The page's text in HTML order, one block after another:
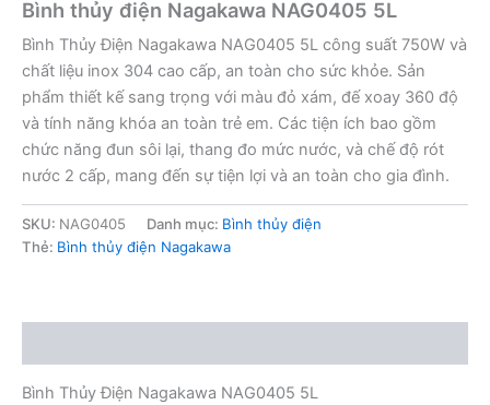
Bình thủy điện Nagakawa NAG0405 5L
Bình Thủy Điện Nagakawa NAG0405 5L công suất 750W và
chất liệu inox 304 cao cấp, an toàn cho sức khỏe. Sản
phẩm thiết kế sang trọng với màu đỏ xám, đế xoay 360 độ
và tính năng khóa an toàn trẻ em. Các tiện ích bao gồm
chức năng đun sôi lại, thang đo mức nước, và chế độ rót
nước 2 cấp, mang đến sự tiện lợi và an toàn cho gia đình.
SKU: NAG0405 Danh mục: Bình thủy điện
Thẻ: Bình thủy điện Nagakawa
Bình Thủy Điện Nagakawa NAG0405 5L